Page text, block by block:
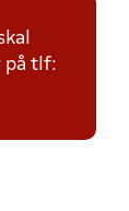
på tlf: